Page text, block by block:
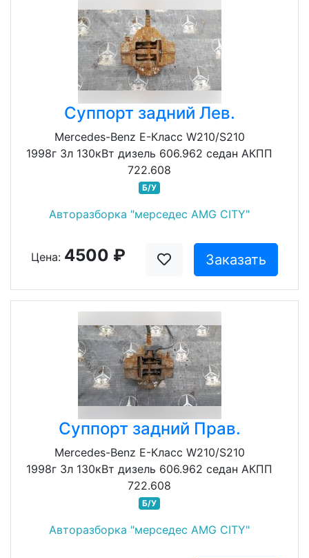
Суппорт задний Лев.
Mercedes-Benz E-Класс W210/S210
1998г 3л 130кВт дизель 606.962 седан АКПП
722.608
Б/У
Авторазборка "мерседес AMG CITY"
Цена: 4500 ₽ Заказать
Суппорт задний Прав.
Mercedes-Benz E-Класс W210/S210
1998г 3л 130кВт дизель 606.962 седан АКПП
722.608
Б/У
Авторазборка "мерседес AMG CITY"